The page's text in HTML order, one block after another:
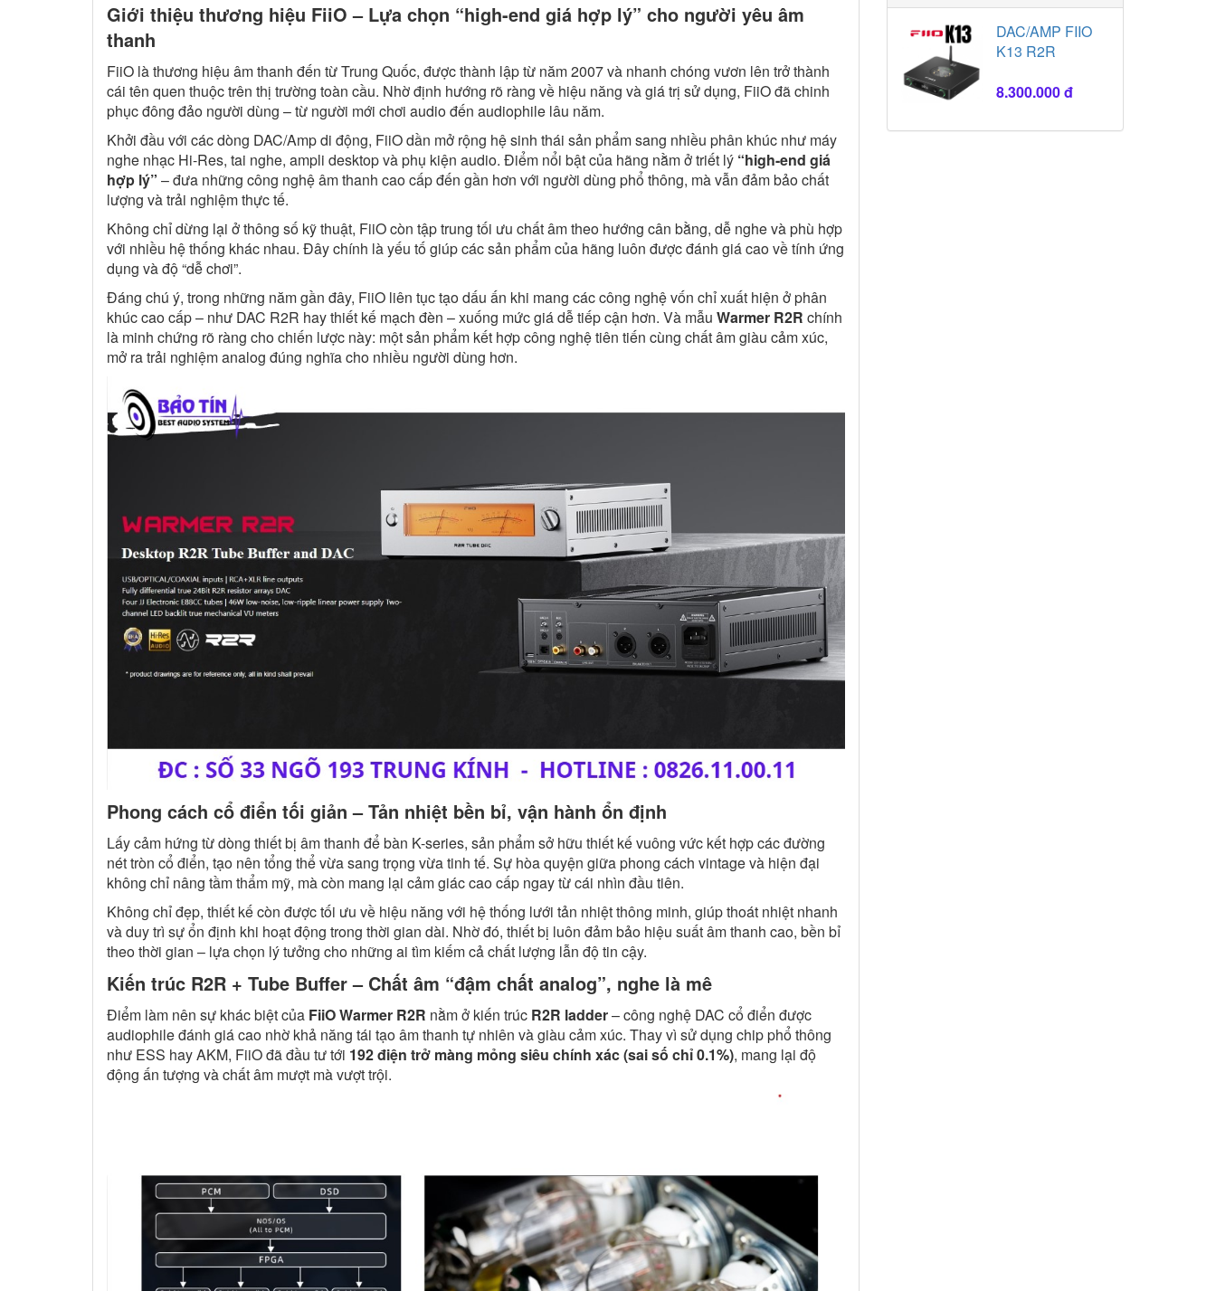
Giới thiệu thương hiệu FiiO – Lựa chọn “high-end giá hợp lý” cho người yêu âm
thanh
FiiO là thương hiệu âm thanh đến từ Trung Quốc, được thành lập từ năm 2007 và nhanh chóng vươn lên trở thành
cái tên quen thuộc trên thị trường toàn cầu. Nhờ định hướng rõ ràng về hiệu năng và giá trị sử dụng, FiiO đã chinh
phục đông đảo người dùng – từ người mới chơi audio đến audiophile lâu năm.
Khởi đầu với các dòng DAC/Amp di động, FiiO dần mở rộng hệ sinh thái sản phẩm sang nhiều phân khúc như máy
nghe nhạc Hi-Res, tai nghe, ampli desktop và phụ kiện audio. Điểm nổi bật của hãng nằm ở triết lý “high-end giá
hợp lý” – đưa những công nghệ âm thanh cao cấp đến gần hơn với người dùng phổ thông, mà vẫn đảm bảo chất
lượng và trải nghiệm thực tế.
Không chỉ dừng lại ở thông số kỹ thuật, FiiO còn tập trung tối ưu chất âm theo hướng cân bằng, dễ nghe và phù hợp
với nhiều hệ thống khác nhau. Đây chính là yếu tố giúp các sản phẩm của hãng luôn được đánh giá cao về tính ứng
dụng và độ “dễ chơi”.
Đáng chú ý, trong những năm gần đây, FiiO liên tục tạo dấu ấn khi mang các công nghệ vốn chỉ xuất hiện ở phân
khúc cao cấp – như DAC R2R hay thiết kế mạch đèn – xuống mức giá dễ tiếp cận hơn. Và mẫu Warmer R2R chính
là minh chứng rõ ràng cho chiến lược này: một sản phẩm kết hợp công nghệ tiên tiến cùng chất âm giàu cảm xúc,
mở ra trải nghiệm analog đúng nghĩa cho nhiều người dùng hơn.
Phong cách cổ điển tối giản – Tản nhiệt bền bỉ, vận hành ổn định
Lấy cảm hứng từ dòng thiết bị âm thanh để bàn K-series, sản phẩm sở hữu thiết kế vuông vức kết hợp các đường
nét tròn cổ điển, tạo nên tổng thể vừa sang trọng vừa tinh tế. Sự hòa quyện giữa phong cách vintage và hiện đại
không chỉ nâng tầm thẩm mỹ, mà còn mang lại cảm giác cao cấp ngay từ cái nhìn đầu tiên.
Không chỉ đẹp, thiết kế còn được tối ưu về hiệu năng với hệ thống lưới tản nhiệt thông minh, giúp thoát nhiệt nhanh
và duy trì sự ổn định khi hoạt động trong thời gian dài. Nhờ đó, thiết bị luôn đảm bảo hiệu suất âm thanh cao, bền bỉ
theo thời gian – lựa chọn lý tưởng cho những ai tìm kiếm cả chất lượng lẫn độ tin cậy.
Kiến trúc R2R + Tube Buffer – Chất âm “đậm chất analog”, nghe là mê
Điểm làm nên sự khác biệt của FiiO Warmer R2R nằm ở kiến trúc R2R ladder– công nghệ DAC cổ điển được
audiophile đánh giá cao nhờ khả năng tái tạo âm thanh tự nhiên và giàu cảm xúc. Thay vì sử dụng chip phổ thông
như ESS hay AKM, FiiO đã đầu tư tới 192 điện trở màng mỏng siêu chính xác (sai số chỉ 0.1%), mang lại độ
động ấn tượng và chất âm mượt mà vượt trội.
DAC/AMP FIIO
K13 R2R
8.300.000 đ